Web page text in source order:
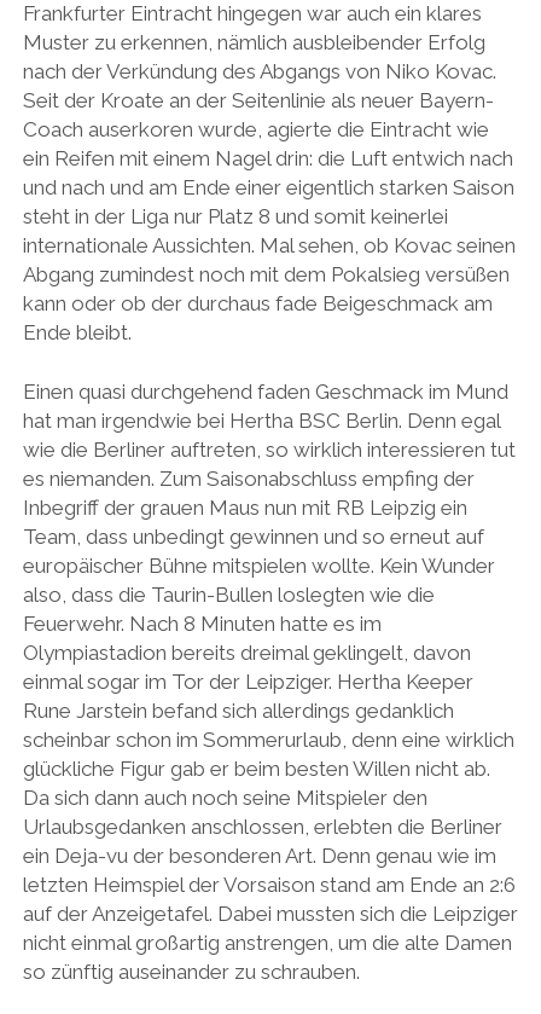
Frankfurter Eintracht hingegen war auch ein klares
Muster zu erkennen, nämlich ausbleibender Erfolg
nach der Verkündung des Abgangs von Niko Kovac.
Seit der Kroate an der Seitenlinie als neuer Bayern-
Coach auserkoren wurde, agierte die Eintracht wie
ein Reifen mit einem Nagel drin: die Luft entwich nach
und nach und am Ende einer eigentlich starken Saison
steht in der Liga nur Platz 8 und somit keinerlei
internationale Aussichten. Mal sehen, ob Kovac seinen
Abgang zumindest noch mit dem Pokalsieg versüßen
kann oder ob der durchaus fade Beigeschmack am
Ende bleibt.
Einen quasi durchgehend faden Geschmack im Mund
hat man irgendwie bei Hertha BSC Berlin. Denn egal
wie die Berliner auftreten, so wirklich interessieren tut
es niemanden. Zum Saisonabschluss empfing der
Inbegriff der grauen Maus nun mit RB Leipzig ein
Team, dass unbedingt gewinnen und so erneut auf
europäischer Bühne mitspielen wollte. Kein Wunder
also, dass die Taurin-Bullen loslegten wie die
Feuerwehr. Nach 8 Minuten hatte es im
Olympiastadion bereits dreimal geklingelt, davon
einmal sogar im Tor der Leipziger. Hertha Keeper
Rune Jarstein befand sich allerdings gedanklich
scheinbar schon im Sommerurlaub, denn eine wirklich
glückliche Figur gab er beim besten Willen nicht ab.
Da sich dann auch noch seine Mitspieler den
Urlaubsgedanken anschlossen, erlebten die Berliner
ein Deja-vu der besonderen Art. Denn genau wie im
letzten Heimspiel der Vorsaison stand am Ende an 2:6
auf der Anzeigetafel. Dabei mussten sich die Leipziger
nicht einmal großartig anstrengen, um die alte Damen
so zünftig auseinander zu schrauben.